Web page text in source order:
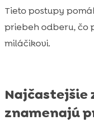
Tieto postupy
priebeh odberu, čo
miláčikovi.
Najčastejšie
znamenajú